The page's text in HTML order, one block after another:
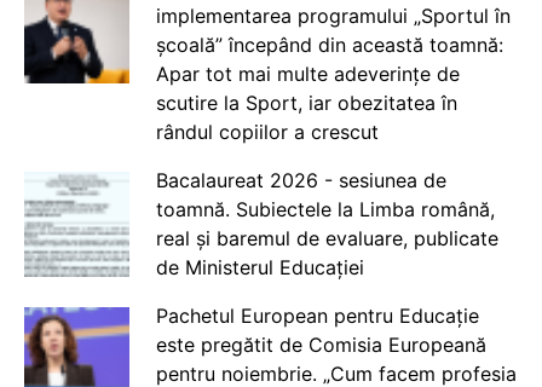
implementarea programului „Sportul în
școală” începând din această toamnă:
Apar tot mai multe adeverințe de
scutire la Sport, iar obezitatea în
rândul copiilor a crescut
Bacalaureat 2026 - sesiunea de
toamnă. Subiectele la Limba română,
real și baremul de evaluare, publicate
de Ministerul Educației
Pachetul European pentru Educație
este pregătit de Comisia Europeană
pentru noiembrie. „Cum facem profesia